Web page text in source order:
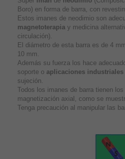
Boro) en forma de barra, con
Estos imanes de neodimio son
magnetoterapia y medicina
circulación).
El diámetro de esta barra es de 4
10 mm.
Además su fuerza los hace
soporte o aplicaciones industriales
sujeción.
Todos los imanes de barra tienen
magnetización axial, como se
Tenga precaución al manipular las